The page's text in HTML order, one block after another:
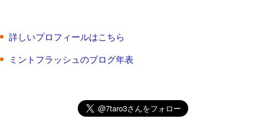
詳しいプロフィールはこちら
ミントフラッシュのブログ年表